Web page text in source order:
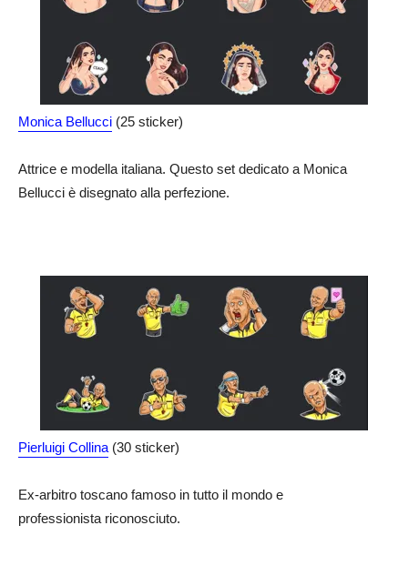
Monica Bellucci (25 sticker)
Attrice e modella italiana. Questo set dedicato a Monica
Bellucci è disegnato alla perfezione.
Pierluigi Collina (30 sticker)
Ex-arbitro toscano famoso in tutto il mondo e
professionista riconosciuto.